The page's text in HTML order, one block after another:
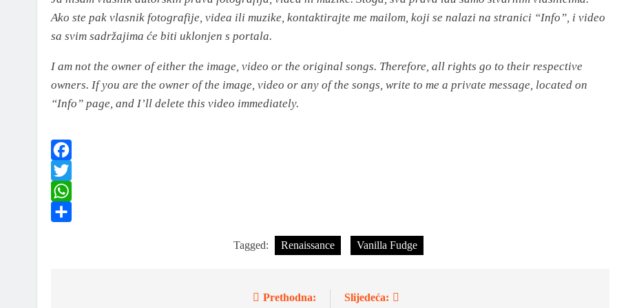
Ako ste pak vlasnik fotografije, videa ili muzike, kontaktirajte me mailom, koji se nalazi na stranici “Info”, i video
sa svim sadržajima će biti uklonjen s portala.
I am not the owner of either the image, video or the original songs. Therefore, all rights go to their respective
owners. If you are the owner of the image, video or any of the songs, write to me a private message, located on
“Info” page, and I’ll delete this video immediately.
Facebook
Twitter
WhatsApp
Tagged: Renaissance Vanilla Fudge
Prethodna: Slijedeća: